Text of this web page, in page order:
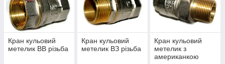
Кран кульовий
метелик ВВ різьба
Кран кульовий
метелик ВЗ різьба
Кран кульовий
метелик з
американкою